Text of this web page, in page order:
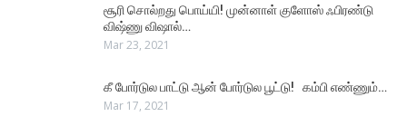
சூரி சொல்றது பொய்யி! முன்னாள் குளோஸ் ஃபிரண்டு
விஷ்ணு விஷால்…
Mar 23, 2021
கீ போர்டுல பாட்டு ஆன் போர்டுல பூட்டு! கம்பி எண்ணும்…
Mar 17, 2021